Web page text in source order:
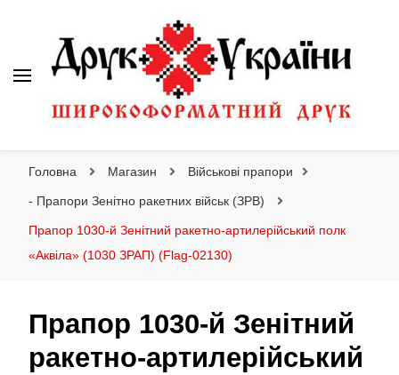
Головна Магазин Військові прапори
- Прапори Зенітно ракетних військ (ЗРВ)
Прапор 1030-й Зенітний ракетно-артилерійський полк
«Аквіла» (1030 ЗРАП) (Flag-02130)
Прапор 1030-й Зенітний
ракетно-артилерійський